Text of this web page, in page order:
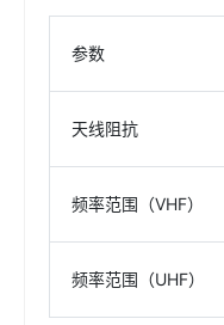
参数
天线阻抗
频率范围（VHF）
频率范围（UHF）